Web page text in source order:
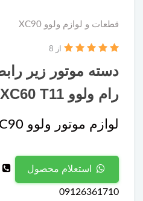
قطعات و لوازم ولوو XC90
دسته موتور زیر
رام ولوو XC90 XC60 T11
از 8
لوازم موتور ولوو XC90
استعلام محصول
09126361710